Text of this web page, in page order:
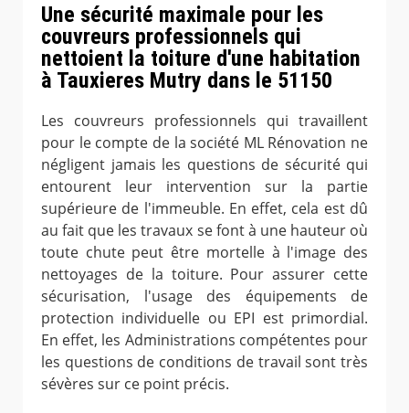
Une sécurité maximale pour les
couvreurs professionnels qui
nettoient la toiture d'une habitation
à Tauxieres Mutry dans le 51150
Les couvreurs professionnels qui travaillent
pour le compte de la société ML Rénovation ne
négligent jamais les questions de sécurité qui
entourent leur intervention sur la partie
supérieure de l'immeuble. En effet, cela est dû
au fait que les travaux se font à une hauteur où
toute chute peut être mortelle à l'image des
nettoyages de la toiture. Pour assurer cette
sécurisation, l'usage des équipements de
protection individuelle ou EPI est primordial.
En effet, les Administrations compétentes pour
les questions de conditions de travail sont très
sévères sur ce point précis.